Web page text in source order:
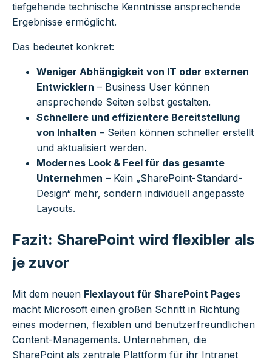
tiefgehende technische Kenntnisse ansprechende
Ergebnisse ermöglicht.
Das bedeutet konkret:
Weniger Abhängigkeit von IT oder externen
Entwicklern – Business User können
ansprechende Seiten selbst gestalten.
Schnellere und effizientere Bereitstellung
von Inhalten – Seiten können schneller erstellt
und aktualisiert werden.
Modernes Look & Feel für das gesamte
Unternehmen – Kein „SharePoint-Standard-
Design“ mehr, sondern individuell angepasste
Layouts.
Fazit: SharePoint wird flexibler als
je zuvor
Mit dem neuen Flexlayout für SharePoint Pages
macht Microsoft einen großen Schritt in Richtung
eines modernen, flexiblen und benutzerfreundlichen
Content-Managements. Unternehmen, die
SharePoint als zentrale Plattform für ihr Intranet